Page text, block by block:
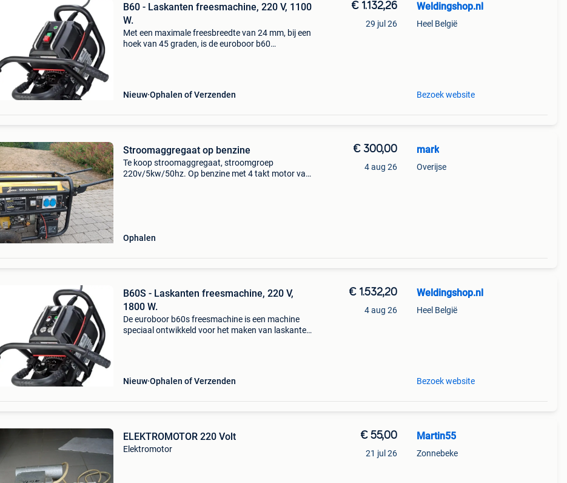
B60 - Laskanten freesmachine, 220 V, 1100
W.
Met een maximale freesbreedte van 24 mm, bij een
hoek van 45 graden, is de euroboor b60
Nieuw Ophalen of Verzenden
€ 1.132,26
29 jul 26
Weldingshop.nl
Heel België
Bezoek website
Stroomaggregaat op benzine
Te koop stroomaggregaat, stroomgroep
220v/5kw/50hz. Op benzine met 4 takt motor van
Ophalen
€ 300,00
4 aug 26
mark
Overijse
B60S - Laskanten freesmachine, 220 V,
1800 W.
De euroboor b60s freesmachine is een machine
speciaal ontwikkeld voor het maken van laskanten
Nieuw Ophalen of Verzenden
€ 1.532,20
4 aug 26
Weldingshop.nl
Heel België
Bezoek website
ELEKTROMOTOR 220 Volt
Elektromotor
€ 55,00
21 jul 26
Martin55
Zonnebeke